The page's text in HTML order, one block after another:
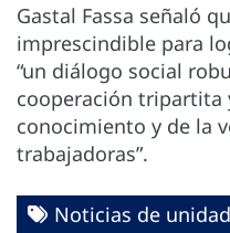
Gastal Fassa señaló
imprescindible para
“un diálogo social
cooperación tripartita
conocimiento y de la
trabajadoras”.
Noticias de